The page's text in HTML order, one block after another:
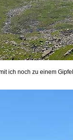
ich noch zu einem